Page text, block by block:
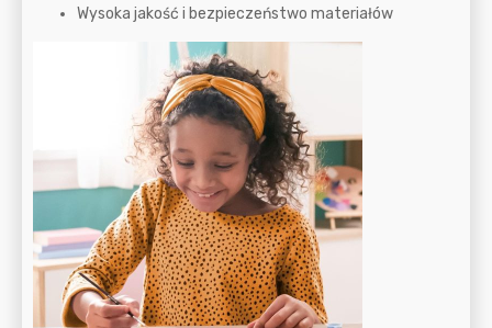
Wysoka jakość i bezpieczeństwo materiałów